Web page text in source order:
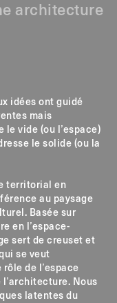
architecture
idées ont guidé
mais
le vide (ou l’espace)
le solide (ou la
territorial en
au paysage
Basée sur
en l’espace-
sert de creuset et
se veut
de l’espace
Nous
latentes du